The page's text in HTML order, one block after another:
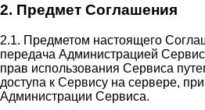
2. Предмет Соглашения
2.1. Предметом настоящего
передача Администрацией
прав использования Сервиса
доступа к Сервису на сервере,
Администрации Сервиса.